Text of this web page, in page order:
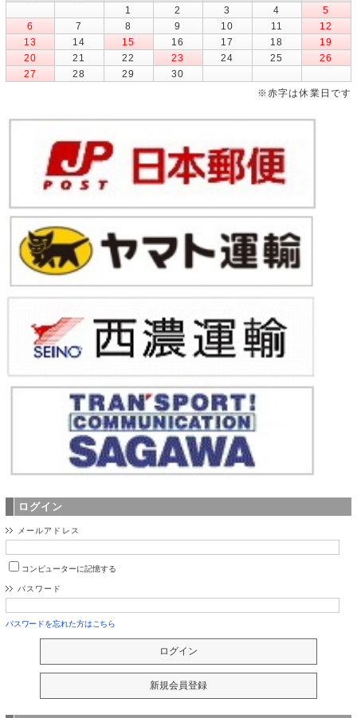
1
2 3 4
5
6
7 8 9 10 11
12
13
14 15 16 17 18
19
20
21 22 23 24 25
26
27
28 29
30
※赤字は休業日です
ログイン
メールアドレス
コンピューターに記憶する
パスワード
パスワードを忘れた方はこちら